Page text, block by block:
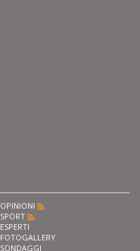
OPINIONI
SPORT
ESPERTI
FOTOGALLERY
SONDAGGI